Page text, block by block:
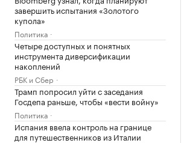
завершить испытания «Золотого
купола»
Политика
Четыре доступных и понятных
инструмента диверсификации
накоплений
РБК и Сбер
Трамп попросил уйти с заседания
Госдепа раньше, чтобы «вести войну»
Политика
Испания ввела контроль на границе
для путешественников из Италии